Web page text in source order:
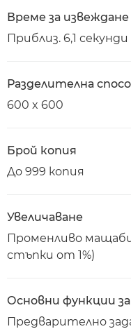
Време за
Приблиз. 6,1
Разделителна
600 x 600
Брой копия
До 999 копия
Увеличаване
Променливо
стъпки от 1%)
Основни функции
Предварително